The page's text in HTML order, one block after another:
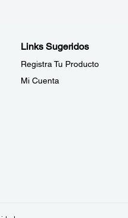
Links Sugeridos
Registra Tu Producto
Mi Cuenta